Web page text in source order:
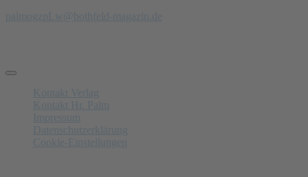
palmogzpLw @bothfeld-magazin.de
Kontakt Verlag
Kontakt Hr. Palm
Impressum
Datenschutzerklärung
Cookie-Einstellungen